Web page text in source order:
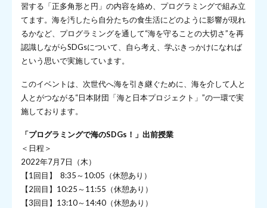
習する「正多角形と円」の内容を絡め、プログラミングで組み立
てます。海を汚したら自分たちの食生活にどのように影響が現れ
るかなど、プログラミングを通して“海を守ることの大切さ”を再
認識しながらSDGsについて、自ら考え、学ぶきっかけになれば
という思いで実施しています。
このイベントは、次世代へ海を引き継ぐために、海を介して人と
人とがつながる“日本財団「海と日本プロジェクト」”の一環で実
施しております。
「プログラミングで海のSDGs！」出前授業
＜日程＞
2022年7月7日（木）
【1回目】 8:35～10:05（休憩あり）
【2回目】10:25～11:55（休憩あり）
【3回目】13:10～14:40（休憩あり）